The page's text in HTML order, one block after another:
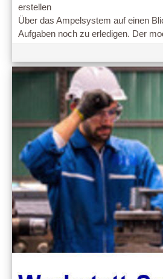
erstellen
Über das Ampelsystem auf einen
Aufgaben noch zu erledigen. Der
ist leicht erlernbar!